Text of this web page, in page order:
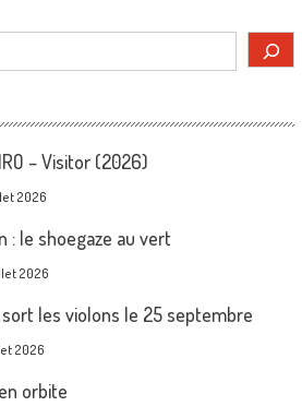
– Visitor (2026)
2026
: le shoegaze au vert
2026
les violons le 25 septembre
2026
orbite